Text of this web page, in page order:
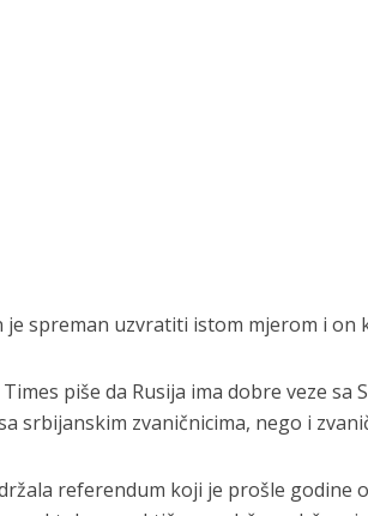
je spreman uzvratiti istom mjerom i on
piše da Rusija ima dobre veze
srbijanskim zvaničnicima, nego i
referendum koji je prošle godine